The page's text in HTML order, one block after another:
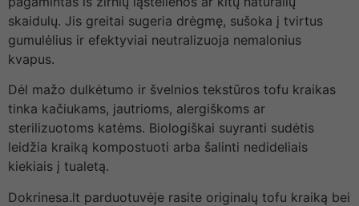
skaidulų. Jis greitai sugeria drėgmę, sušoka į tvirtus
gumulėlius ir efektyviai neutralizuoja nemalonius
kvapus.
Dėl mažo dulkėtumo ir švelnios tekstūros tofu kraikas
tinka kačiukams, jautrioms, alergiškoms ar
sterilizuotoms katėms. Biologiškai suyranti sudėtis
leidžia kraiką kompostuoti arba šalinti nedideliais
kiekiais į tualetą.
Dokrinesa.lt parduotuvėje rasite originalų tofu kraiką bei